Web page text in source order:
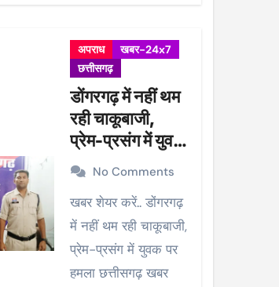
अपराध
खबर-24x7
छत्तीसगढ़
डोंगरगढ़ में नहीं थम
रही चाकूबाजी,
प्रेम-प्रसंग में युवक
पर हमलाNo Comments
खबर शेयर करें.. डोंगरगढ़
में नहीं थम रही चाकूबाजी,
प्रेम-प्रसंग में युवक पर
हमला छत्तीसगढ़ खबर